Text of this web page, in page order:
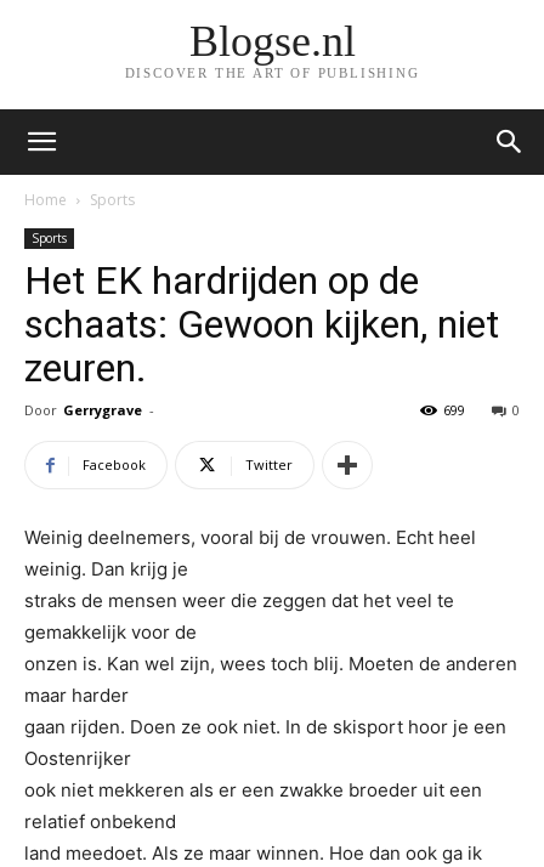
Blogse.nl
DISCOVER THE ART OF PUBLISHING
Home Sports
Sports
Het EK hardrijden op de
schaats: Gewoon kijken, niet
zeuren.
Door Gerrygrave - 0
699
Facebook Twitter
Weinig deelnemers, vooral bij de vrouwen. Echt heel
weinig. Dan krijg je
straks de mensen weer die zeggen dat het veel te
gemakkelijk voor de
onzen is. Kan wel zijn, wees toch blij. Moeten de anderen
maar harder
gaan rijden. Doen ze ook niet. In de skisport hoor je een
Oostenrijker
ook niet mekkeren als er een zwakke broeder uit een
relatief onbekend
land meedoet. Als ze maar winnen. Hoe dan ook ga ik